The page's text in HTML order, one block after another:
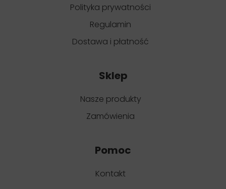
Polityka prywatności
Regulamin
Dostawa i płatność
Sklep
Nasze produkty
Zamówienia
Pomoc
Kontakt